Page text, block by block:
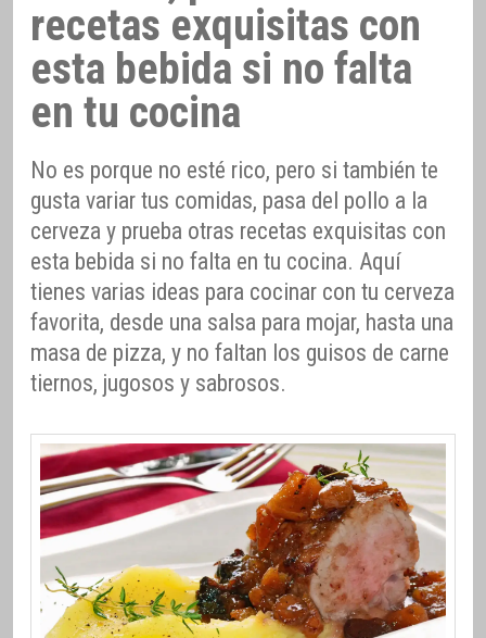
recetas exquisitas con
esta bebida si no falta
en tu cocina
No es porque no esté rico, pero si también te
gusta variar tus comidas, pasa del pollo a la
cerveza y prueba otras recetas exquisitas con
esta bebida si no falta en tu cocina. Aquí
tienes varias ideas para cocinar con tu cerveza
favorita, desde una salsa para mojar, hasta una
masa de pizza, y no faltan los guisos de carne
tiernos, jugosos y sabrosos.